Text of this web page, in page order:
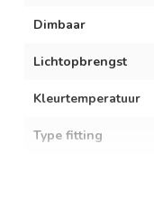
Dimbaar
Lichtopbrengst
Kleurtemperatuur
Type fitting